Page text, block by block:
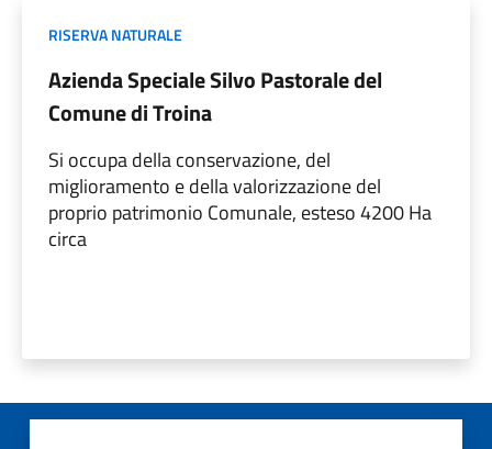
RISERVA NATURALE
Azienda Speciale Silvo Pastorale del
Comune di Troina
Si occupa della conservazione, del
miglioramento e della valorizzazione del
proprio patrimonio Comunale, esteso 4200 Ha
circa